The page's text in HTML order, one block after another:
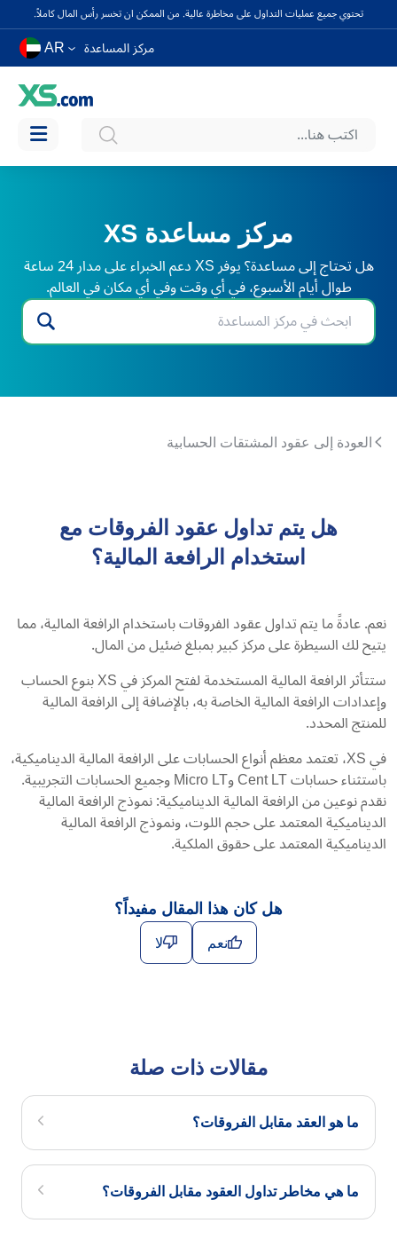
تحتوي جميع عمليات التداول على مخاطرة عالية. من الممكن ان تخسر رأس المال كاملاً.
مركز المساعدة AR
مركز مساعدة XS
هل تحتاج إلى مساعدة؟ يوفر XS دعم الخبراء على مدار 24 ساعة
طوال أيام الأسبوع، في أي وقت وفي أي مكان في العالم.
العودة إلى عقود المشتقات الحسابية
هل يتم تداول عقود الفروقات مع
استخدام الرافعة المالية؟
نعم. عادةً ما يتم تداول عقود الفروقات باستخدام الرافعة المالية، مما
يتيح لك السيطرة على مركز كبير بمبلغ ضئيل من المال.
ستتأثر الرافعة المالية المستخدمة لفتح المركز في XS بنوع الحساب
وإعدادات الرافعة المالية الخاصة به، بالإضافة إلى الرافعة المالية
للمنتج المحدد.
في XS، تعتمد معظم أنواع الحسابات على الرافعة المالية الديناميكية،
باستثناء حسابات Cent LT وMicro LT وجميع الحسابات التجريبية.
نقدم نوعين من الرافعة المالية الديناميكية: نموذج الرافعة المالية
الديناميكية المعتمد على حجم اللوت، ونموذج الرافعة المالية
الديناميكية المعتمد على حقوق الملكية.
هل كان هذا المقال مفيداً؟
نعم لا
مقالات ذات صلة
ما هو العقد مقابل الفروقات؟
ما هي مخاطر تداول العقود مقابل الفروقات؟